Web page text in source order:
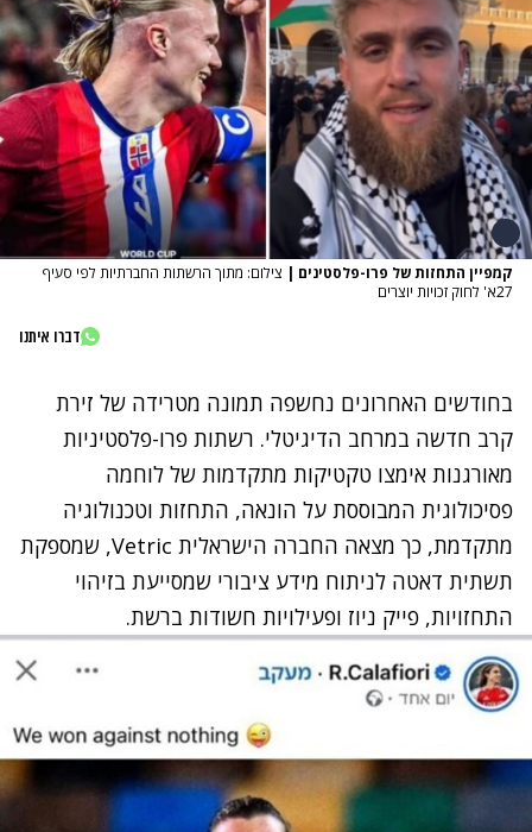
קמפיין התחזות של פרו-פלסטינים | צילום: מתוך הרשתות החברתיות לפי סעיף
27א' לחוק זכויות יוצרים
דברו איתנו
בחודשים האחרונים נחשפה תמונה מטרידה של זירת
קרב חדשה במרחב הדיגיטלי. רשתות פרו-פלסטיניות
מאורגנות אימצו טקטיקות מתקדמות של לוחמה
פסיכולוגית המבוססת על הונאה, התחזות וטכנולוגיה
מתקדמת, כך מצאה החברה הישראלית Vetric, שמספקת
תשתית דאטה לניתוח מידע ציבורי שמסייעת בזיהוי
התחזויות, פייק ניוז ופעילויות חשודות ברשת.